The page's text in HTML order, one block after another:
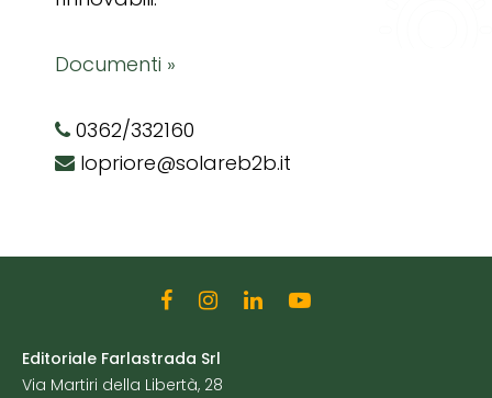
Documenti »
0362/332160
lopriore@solareb2b.it
Editoriale Farlastrada Srl
Via Martiri della Libertà, 28